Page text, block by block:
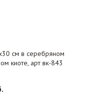
см в серебряном
киоте, арт вк-843